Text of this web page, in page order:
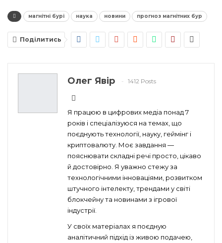
магнітні бурі наука новини прогноз магнітних бур
Поділитись
Олег Явір 1412 Posts
Я працюю в цифрових медіа понад 7
років і спеціалізуюся на темах, що
поєднують технології, науку, геймінг і
криптовалюту. Моє завдання —
пояснювати складні речі просто, цікаво
й достовірно. Я уважно стежу за
технологічними інноваціями, розвитком
штучного інтелекту, трендами у світі
блокчейну та новинами з ігрової
індустрії.
У своїх матеріалах я поєдную
аналітичний підхід із живою подачею,